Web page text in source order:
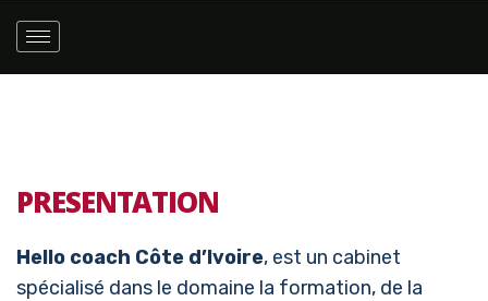
PRESENTATION
Hello coach Côte d’Ivoire, est un cabinet
spécialisé dans le domaine la formation, de la